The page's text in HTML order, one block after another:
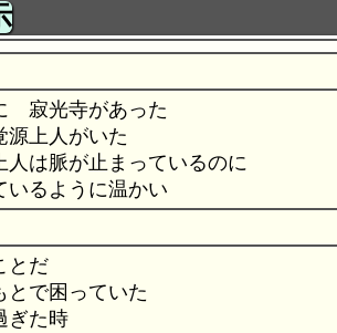
寂光寺があった
源上人がいた
は脈が止まっているのに
いるように温かい
とだ
とで困っていた
ぎた時